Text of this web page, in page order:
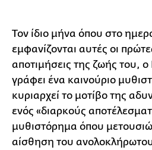
Τον ίδιο μήνα όπου στο
εμφανίζονται αυτές οι
αποτιμήσεις της ζωής του, ο
γράφει ένα καινούριο
κυριαρχεί το μοτίβο της
ενός «διαρκούς
μυθιστόρημα όπου
αίσθηση του